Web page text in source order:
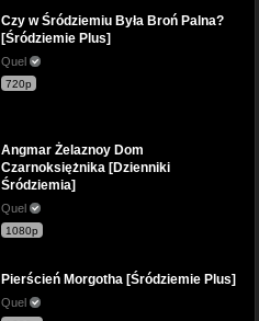
Czy w Śródziemiu Była Broń Palna?
[Śródziemie Plus]
Quel
720p
Angmar Żelaznoy Dom
Czarnoksiężnika [Dzienniki
Śródziemia]
Quel
1080p
Pierścień Morgotha [Śródziemie Plus]
Quel